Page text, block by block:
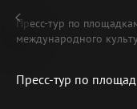
Пресс-тур по
международного
Пресс-тур по